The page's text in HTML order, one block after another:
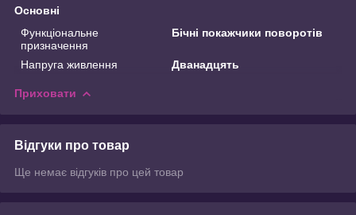
Основні
Функціональне
призначення
Бічні покажчики поворотів
Напруга живлення Дванадцять
Приховати
Відгуки про товар
Ще немає відгуків про цей товар